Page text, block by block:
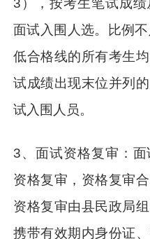
3），按考生笔试成
面试入围人选。比例
低合格线的所有考生
试成绩出现末位并列
试入围人员。
3、面试资格复审：
资格复审，资格复审
资格复审由县民政局
携带有效期内身份证